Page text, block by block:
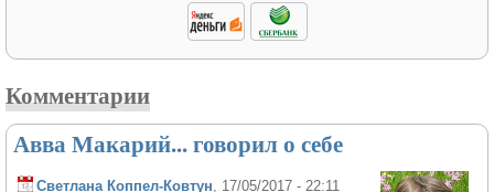
Комментарии
Авва Макарий... говорил о себе
Светлана Коппел-Ковтун , 17/05/2017 - 22:11